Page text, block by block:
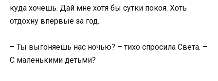
куда хочешь. Дай мне хотя бы сутки покоя. Хоть
отдохну впервые за год.
– Ты выгоняешь нас ночью? – тихо спросила Света. –
С маленькими детьми?